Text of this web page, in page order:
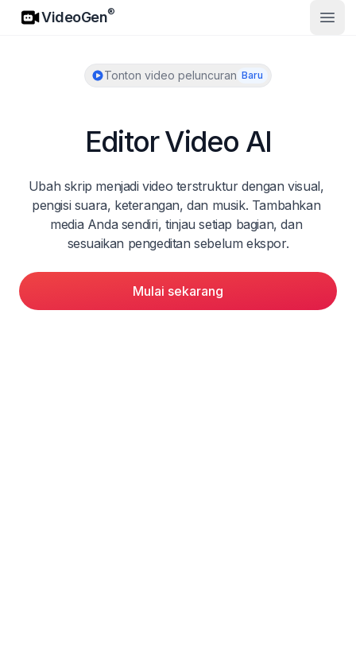
VideoGen
VideoGen®
Buka
Tonton video peluncuran Baru
Editor Video AI
Ubah skrip menjadi video terstruktur dengan visual,
pengisi suara, keterangan, dan musik. Tambahkan
media Anda sendiri, tinjau setiap bagian, dan
sesuaikan pengeditan sebelum ekspor.
Mulai sekarang